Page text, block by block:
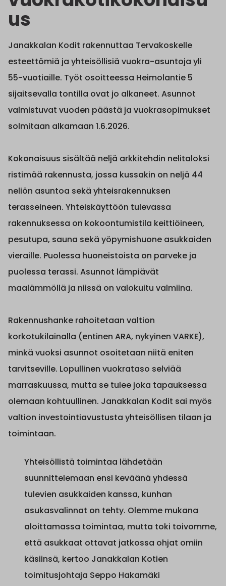
us
Janakkalan Kodit rakennuttaa Tervakoskelle
esteettömiä ja yhteisöllisiä vuokra-asuntoja yli
55-vuotiaille. Työt osoitteessa Heimolantie 5
sijaitsevalla tontilla ovat jo alkaneet. Asunnot
valmistuvat vuoden päästä ja vuokrasopimukset
solmitaan alkamaan 1.6.2026.
Kokonaisuus sisältää neljä arkkitehdin nelitaloksi
ristimää rakennusta, jossa kussakin on neljä 44
neliön asuntoa sekä yhteisrakennuksen
terasseineen. Yhteiskäyttöön tulevassa
rakennuksessa on kokoontumistila keittiöineen,
pesutupa, sauna sekä yöpymishuone asukkaiden
vieraille. Puolessa huoneistoista on parveke ja
puolessa terassi. Asunnot lämpiävät
maalämmöllä ja niissä on valokuitu valmiina.
Rakennushanke rahoitetaan valtion
korkotukilainalla (entinen ARA, nykyinen VARKE),
minkä vuoksi asunnot osoitetaan niitä eniten
tarvitseville. Lopullinen vuokrataso selviää
marraskuussa, mutta se tulee joka tapauksessa
olemaan kohtuullinen. Janakkalan Kodit sai myös
valtion investointiavustusta yhteisöllisen tilaan ja
toimintaan.
Yhteisöllistä toimintaa lähdetään
suunnittelemaan ensi keväänä yhdessä
tulevien asukkaiden kanssa, kunhan
asukasvalinnat on tehty. Olemme mukana
aloittamassa toimintaa, mutta toki toivomme,
että asukkaat ottavat jatkossa ohjat omiin
käsiinsä, kertoo Janakkalan Kotien
toimitusjohtaja Seppo Hakamäki